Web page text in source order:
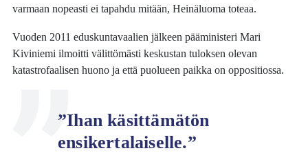
varmaan nopeasti ei tapahdu mitään, Heinäluoma toteaa.
Vuoden 2011 eduskuntavaalien jälkeen pääministeri Mari
Kiviniemi ilmoitti välittömästi keskustan tuloksen olevan
katastrofaalisen huono ja että puolueen paikka on oppositiossa.
”Ihan käsittämätön
ensikertalaiselle.”